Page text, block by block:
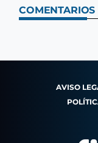
COMENTARIOS
AVISO